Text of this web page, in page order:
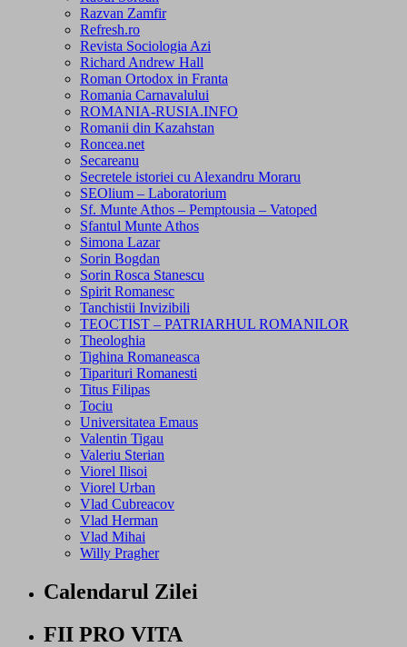
Razvan Zamfir
Refresh.ro
Revista Sociologia Azi
Richard Andrew Hall
Roman Ortodox in Franta
Romania Carnavalului
ROMANIA-RUSIA.INFO
Romanii din Kazahstan
Roncea.net
Secareanu
Secretele istoriei cu Alexandru Moraru
SEOlium – Laboratorium
Sf. Munte Athos – Pemptousia – Vatoped
Sfantul Munte Athos
Simona Lazar
Sorin Bogdan
Sorin Rosca Stanescu
Spirit Romanesc
Tanchistii Invizibili
TEOCTIST – PATRIARHUL ROMANILOR
Theologhia
Tighina Romaneasca
Tiparituri Romanesti
Titus Filipas
Tociu
Universitatea Emaus
Valentin Tigau
Valeriu Sterian
Viorel Ilisoi
Viorel Urban
Vlad Cubreacov
Vlad Herman
Vlad Mihai
Willy Pragher
Calendarul Zilei
FII PRO VITA